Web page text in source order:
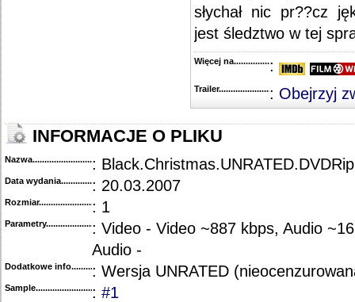
słychał nic pr??cz
jest śledztwo w tej
Więcej na........................................
:
Trailer...........................................
: Obejrzyj
INFORMACJE O PLIKU
Nazwa.............................................
:
Data wydania......................................
: 20.03.2007
Rozmiar...........................................
: 1
Parametry.........................................: Video - Video ~887 kbps, Audio
Audio -
Dodatkowe info....................................: Wersja UNRATED
Sample............................................
: #1